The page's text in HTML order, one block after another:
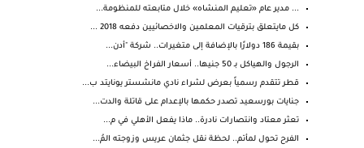
... مدير عام «تعليم المنشاه» خلال متابعته للمنظومة...
كل مايتعلق بترقيات المعلمين والاخصائيين دفعه 2018 ...
بقيمة 186 دولارًا بالإضافة إلى متغيرات.. شركة "أدن...
الرجول والهياكل بـ 50 جنيها.. أسعار الفراخ البيضاء...
قطر تتقدم رسمياً بعرض لشراء نادي مانشستر يونايتد ب...
جنايات بورسعيد تصدر حكمها بالإعدام على قاتلة والدت...
تعثر معتاد وانتصارات نادرة.. ماذا يفعل الأهلي في م...
الفرح تحول لمأتم.. لحظة نقل جثمان عريس وزوجته المُ...